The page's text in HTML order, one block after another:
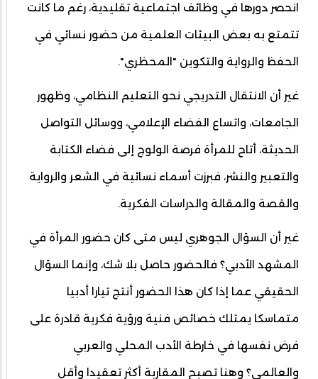
انحصر دورها في وظائف اجتماعية تقليدية، رغم ما كانت
تتمتع به بعض البيئات العلمية من حضور نسائي في
الحفظ والرواية والتكوين "المحظري".
غير أن الانتقال التدريجي نحو التعليم النظامي، وظهور
الجامعات، واتساع الفضاء الإعلامي، ووسائل التواصل
الحديثة، أتاح للمرأة فرصة الولوج إلى فضاء الكتابة
والتعبير والنشر، فبرزت أسماء نسائية في الشعر والرواية
والقصة والمقالة والدراسات الفكرية.
غير أن السؤال الجوهري ليس متى كان حضور المرأة في
المشهد الأدبي؟ فالحضور حاصل بلا شك، وإنما السؤال
الحقيقي عما إذا كان هذا الحضور أنتج تيارا أدبيا
متماسكا يمتلك خصائص فنية ورؤية فكرية قادرة على
فرض نفسها في خارطة الأدب المحلي والعربي
والعالمي؟ وهنا تصبح المقاربة أكثر تعقيدا وأقل